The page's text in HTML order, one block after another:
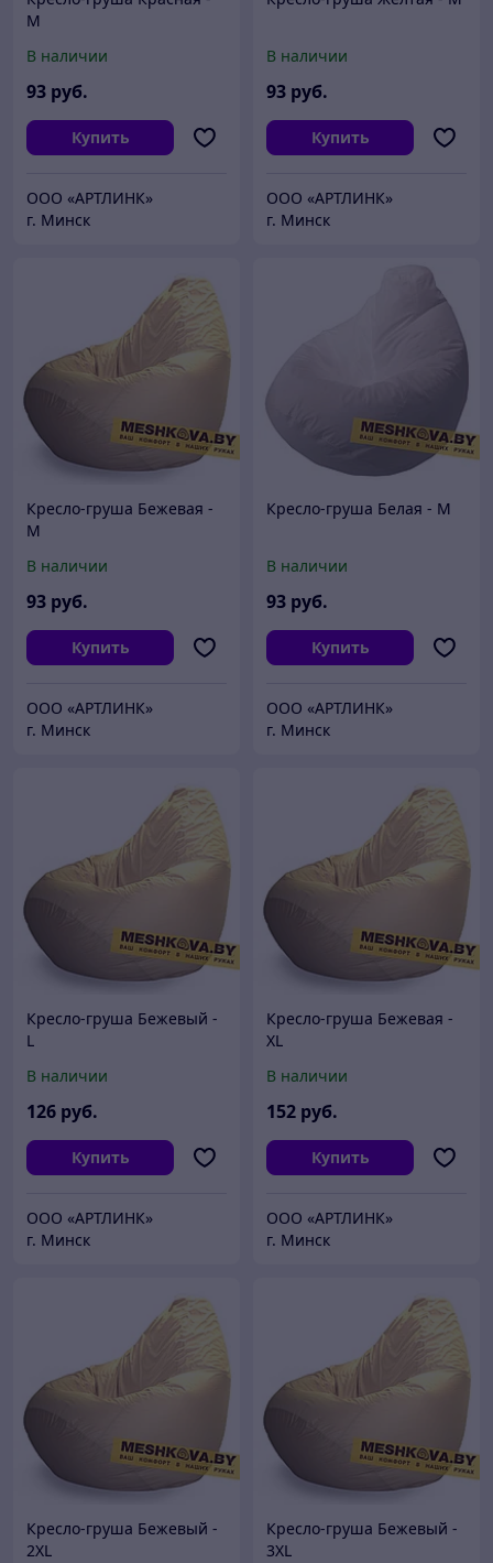
M
В наличии
93 руб.
Купить
ООО «АРТЛИНК»
г. Минск
В наличии
93 руб.
Купить
ООО «АРТЛИНК»
г. Минск
Кресло-груша Бежевая -
M
В наличии
93 руб.
Купить
ООО «АРТЛИНК»
г. Минск
Кресло-груша Белая - M
В наличии
93 руб.
Купить
ООО «АРТЛИНК»
г. Минск
Кресло-груша Бежевый -
L
В наличии
126 руб.
Купить
ООО «АРТЛИНК»
г. Минск
Кресло-груша Бежевая -
XL
В наличии
152 руб.
Купить
ООО «АРТЛИНК»
г. Минск
Кресло-груша Бежевый -
2XL
Кресло-груша Бежевый -
3XL